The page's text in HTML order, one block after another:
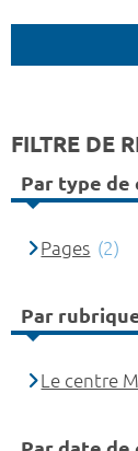
FILTRE DE
Par type de
Pages (2)
Par
Le centre